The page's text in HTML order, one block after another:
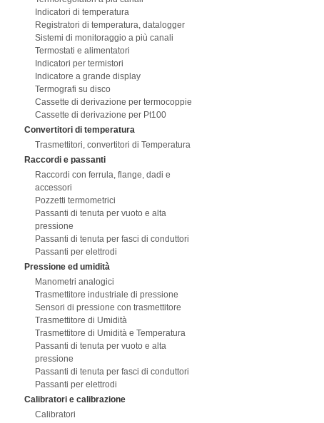
Indicatori di temperatura
Registratori di temperatura, datalogger
Sistemi di monitoraggio a più canali
Termostati e alimentatori
Indicatori per termistori
Indicatore a grande display
Termografi su disco
Cassette di derivazione per termocoppie
Cassette di derivazione per Pt100
Convertitori di temperatura
Trasmettitori, convertitori di Temperatura
Raccordi e passanti
Raccordi con ferrula, flange, dadi e
accessori
Pozzetti termometrici
Passanti di tenuta per vuoto e alta
pressione
Passanti di tenuta per fasci di conduttori
Passanti per elettrodi
Pressione ed umidità
Manometri analogici
Trasmettitore industriale di pressione
Sensori di pressione con trasmettitore
Trasmettitore di Umidità
Trasmettitore di Umidità e Temperatura
Passanti di tenuta per vuoto e alta
pressione
Passanti di tenuta per fasci di conduttori
Passanti per elettrodi
Calibratori e calibrazione
Calibratori